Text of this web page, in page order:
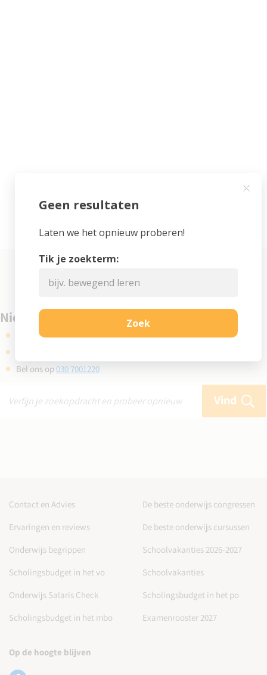
Niet gevonden wat je zocht?
Kijk eens bij de veelgestelde vragen
Bel ons op030 7001220
Vind
Contact en Advies
De beste onderwijs congressen
Ervaringen en reviews
De beste onderwijs cursussen
Onderwijs begrippen
Schoolvakanties 2026-2027
Scholingsbudget in het vo
Schoolvakanties
Onderwijs Salaris Check
Scholingsbudget in het po
Scholingsbudget in het mbo
Examenrooster 2027
Op de hoogte blijven